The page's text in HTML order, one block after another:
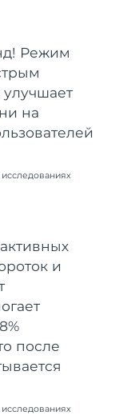
Режим
на
и
после
дата доставки
дата доставки
8/10/26
дата доставки
8/18/26
дата доставки
дата доставки
дата доставки
дата доставки